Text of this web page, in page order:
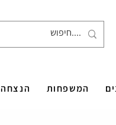
המשפחות הנצחה